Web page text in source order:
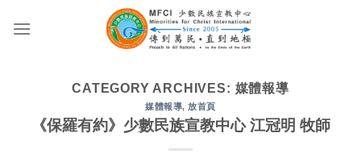
CATEGORY ARCHIVES: 媒體報導
媒體報導,放首頁
《保羅有約》少數民族宣教中心 江冠明 牧師